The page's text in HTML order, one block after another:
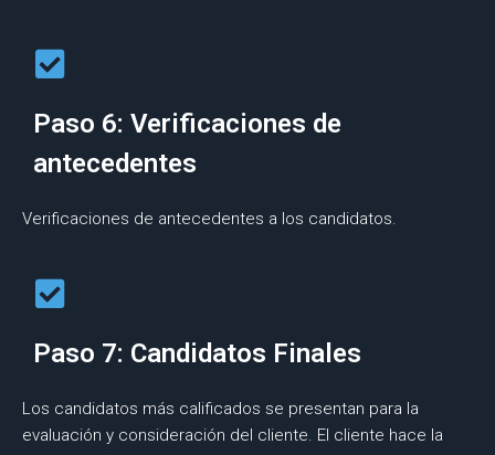
Paso 6: Verificaciones de
antecedentes
Verificaciones de antecedentes a los candidatos.
Paso 7: Candidatos Finales
Los candidatos más calificados se presentan para la
evaluación y consideración del cliente. El cliente hace la